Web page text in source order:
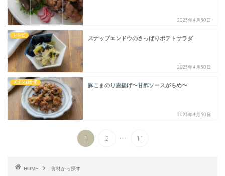
2023年4月30日
レシピ
スナップエンドウのさっぱりポテトサラダ
2023年4月30日
メインおかず
豚こまのり唐揚げ〜甘酢ソースがらめ〜
2023年4月30日
1 2 ... 11
HOME 食材から探す